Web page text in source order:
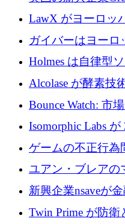
するシリーズ B
ドのエネルギー無
ンドを調達
LawX がヨーロッ
ング システムを
を調達
ガイバーはヨーロ
貢献するために
Holmes は自律型
万ユーロのプレ
Alcolase が酵素技
り組むために 150
Bounce Watch: 市
ためのインテリジ
Isomorphic Labs
ネオバンク後の軸
ア進化
ゲームの不正行為
ップを紹介する
ユアン・ブレアの
ドルで7,000万ド
新興企業nsaveが
たシリア人に国際
Twin Prime が防